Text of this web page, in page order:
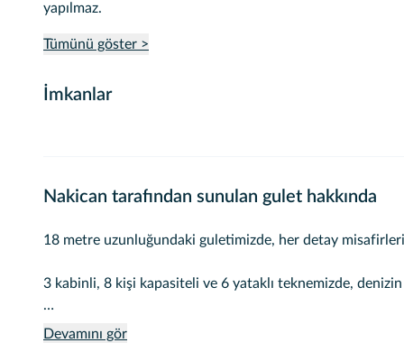
yapılmaz.
Tümünü göster >
İmkanlar
Nakican tarafından sunulan gulet hakkında
18 metre uzunluğundaki guletimizde, her detay misafirlerimiz düşünülerek özenle tasarlanmıştır.
3 kabinli, 8 kişi kapasiteli ve 6 yataklı teknemizde,
Tatilinizi daha eğlenceli ve dolu dolu hale getirmek için:
Devamını gör